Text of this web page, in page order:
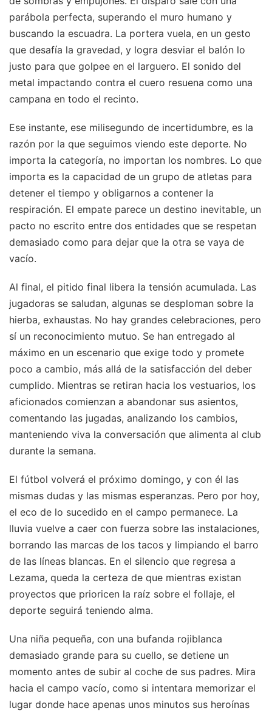
parábola perfecta, superando el muro humano y
buscando la escuadra. La portera vuela, en un gesto
que desafía la gravedad, y logra desviar el balón lo
justo para que golpee en el larguero. El sonido del
metal impactando contra el cuero resuena como una
campana en todo el recinto.
Ese instante, ese milisegundo de incertidumbre, es la
razón por la que seguimos viendo este deporte. No
importa la categoría, no importan los nombres. Lo que
importa es la capacidad de un grupo de atletas para
detener el tiempo y obligarnos a contener la
respiración. El empate parece un destino inevitable, un
pacto no escrito entre dos entidades que se respetan
demasiado como para dejar que la otra se vaya de
vacío.
Al final, el pitido final libera la tensión acumulada. Las
jugadoras se saludan, algunas se desploman sobre la
hierba, exhaustas. No hay grandes celebraciones, pero
sí un reconocimiento mutuo. Se han entregado al
máximo en un escenario que exige todo y promete
poco a cambio, más allá de la satisfacción del deber
cumplido. Mientras se retiran hacia los vestuarios, los
aficionados comienzan a abandonar sus asientos,
comentando las jugadas, analizando los cambios,
manteniendo viva la conversación que alimenta al club
durante la semana.
El fútbol volverá el próximo domingo, y con él las
mismas dudas y las mismas esperanzas. Pero por hoy,
el eco de lo sucedido en el campo permanece. La
lluvia vuelve a caer con fuerza sobre las instalaciones,
borrando las marcas de los tacos y limpiando el barro
de las líneas blancas. En el silencio que regresa a
Lezama, queda la certeza de que mientras existan
proyectos que prioricen la raíz sobre el follaje, el
deporte seguirá teniendo alma.
Una niña pequeña, con una bufanda rojiblanca
demasiado grande para su cuello, se detiene un
momento antes de subir al coche de sus padres. Mira
hacia el campo vacío, como si intentara memorizar el
lugar donde hace apenas unos minutos sus heroínas